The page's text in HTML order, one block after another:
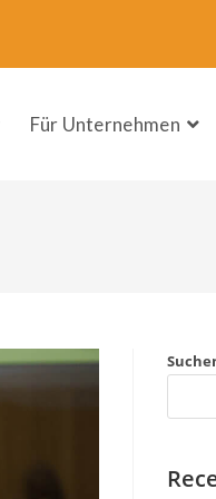
Für Unternehmen